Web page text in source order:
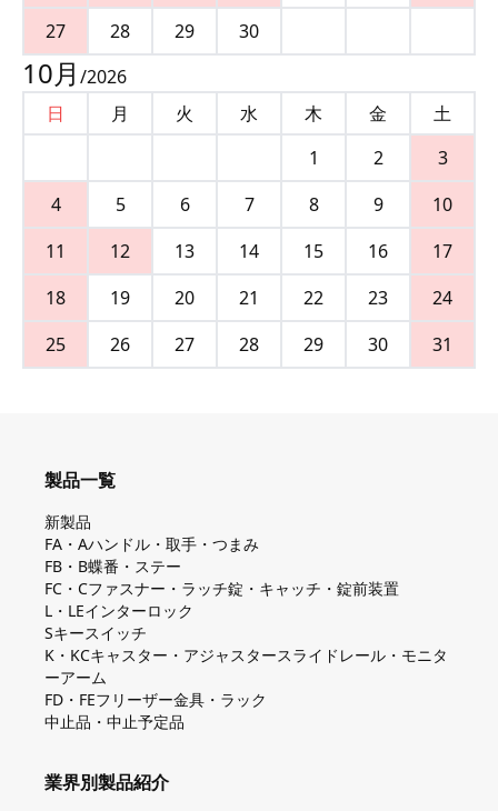
27
28 29 30
10月 /2026
日
月 火 水 木 金
土
1
2
3
4
5 6 7 8 9
10
11
12 13 14 15 16
17
18
19 20 21 22 23
24
25
26 27 28 29 30 31
製品一覧
新製品
FA・Aハンドル・取手・つまみ
FB・B蝶番・ステー
FC・Cファスナー・ラッチ錠・キャッチ・錠前装置
L・LEインターロック
Sキースイッチ
K・KCキャスター・アジャスタースライドレール・モニタ
ーアーム
FD・FEフリーザー金具・ラック
中止品・中止予定品
業界別製品紹介